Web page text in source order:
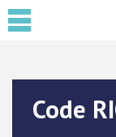
Code